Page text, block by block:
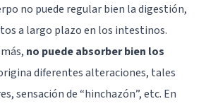
no puede regular bien la digestión,
a largo plazo en los intestinos.
no puede absorber bien los
diferentes alteraciones, tales
sensación de “hinchazón”, etc. En